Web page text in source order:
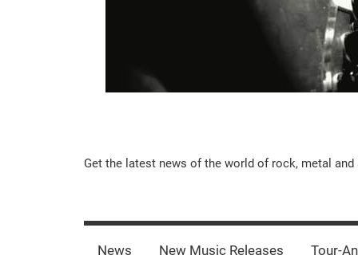
Music-
Rebels.Com
Get the latest news of the world of rock, metal
News New Music Releases Tour-